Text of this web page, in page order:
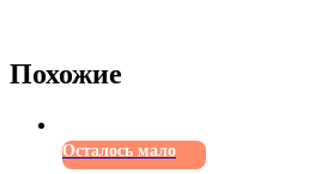
СемейныеТрадиции
США
фарфор
Похожие
Осталось мало